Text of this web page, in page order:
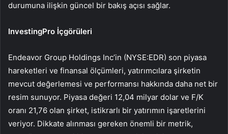
durumuna ilişkin güncel bir bakış açısı sağlar.
InvestingPro İçgörüleri
Endeavor Group Holdings Inc’in (NYSE:EDR) son piyasa
hareketleri ve finansal ölçümleri, yatırımcılara şirketin
mevcut değerlemesi ve performansı hakkında daha net bir
resim sunuyor. Piyasa değeri 12,04 milyar dolar ve F/K
oranı 21,76 olan şirket, istikrarlı bir yatırımın işaretlerini
veriyor. Dikkate alınması gereken önemli bir metrik,